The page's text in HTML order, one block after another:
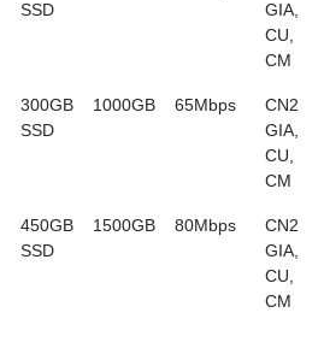
SSD
GIA,
CU,
CM
300GB
SSD
1000GB 65Mbps
CN2
GIA,
CU,
CM
450GB
SSD
1500GB 80Mbps
CN2
GIA,
CU,
CM